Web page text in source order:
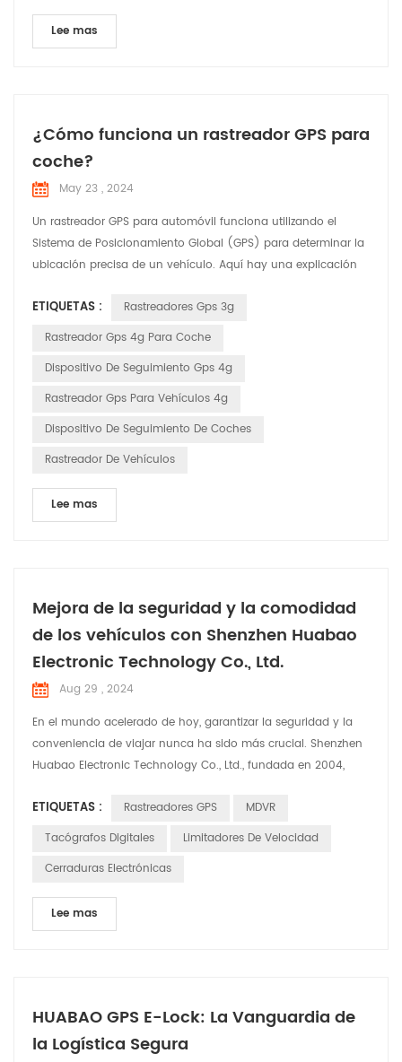
Lee mas
¿Cómo funciona un rastreador GPS para
coche?
May 23 , 2024
Un rastreador GPS para automóvil funciona utilizando el
Sistema de Posicionamiento Global (GPS) para determinar la
ubicación precisa de un vehículo. Aquí hay una explicación
en una red de satélites que orbitan la Tierra. Estos satélites
transmiten continuamente señales que incluyen su ubicación
ETIQUETAS :
Rastreadores Gps 3g
Rastreador Gps 4g Para Coche
Dispositivo De Seguimiento Gps 4g
Rastreador Gps Para Vehículos 4g
Dispositivo De Seguimiento De Coches
Rastreador De Vehículos
Lee mas
Mejora de la seguridad y la comodidad
de los vehículos con Shenzhen Huabao
Electronic Technology Co., Ltd.
Aug 29 , 2024
En el mundo acelerado de hoy, garantizar la seguridad y la
conveniencia de viajar nunca ha sido más crucial. Shenzhen
Huabao Electronic Technology Co., Ltd., fundada en 2004,
más de 350 empleados, incluidos 100 ingenieros dedicados a
I+D, Huabao ha superado continuamente los límites de la
ETIQUETAS : Rastreadores GPS
MDVR
Tacógrafos Digitales
Limitadores De Velocidad
Cerraduras Electrónicas
Lee mas
HUABAO GPS E-Lock: La Vanguardia de
la Logística Segura